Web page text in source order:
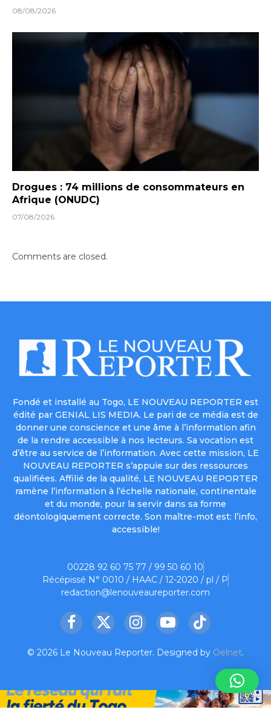
08/08/2026
Drogues : 74 millions de consommateurs en
Afrique (ONUDC)
07/08/2026
Comments are closed.
Fondé et installé au Togo, LE NOUVEAU REPORTER est
édité par GENIAL LIS MEDIA. Le pari de ce média est de
donner une conscience et une âme à l’information afin
de la rendre accessible à nos lecteurs. Sa vocation est
d’être au service de l’information. Avec cette mission, LE
NOUVEAU REPORTER s’appuie sur des ressources
qualifiées. Affilié de la qualité, LE NOUVEAU REPORTER
ramène l’information à l’échelle nationale, continentale
et du monde, pour la servir dans sa forme
déontologiquement correcte. Son maître-mot est: l’info,
accessible!
00228 92 60 75 77 / 99 50 60 10
Récépissé N° 0010 / HAAC / 12-2020 / pl / P
redaction@lenouveaureporter.com
Facebook
X
InstagramYouTubeTikTok
© 2026 Le Nouveau Reporter. Designed by Oelnet.